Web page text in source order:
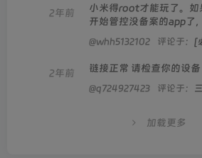
2年前
小米得root才能玩了。如
开始管控没备案的app了
@whh5132102 评论于： [
2年前 链接正常 请检查你的设备
@q724927423 评论于： 三
加载更多